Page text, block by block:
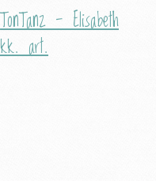
TonTanz - Elisabeth
art.